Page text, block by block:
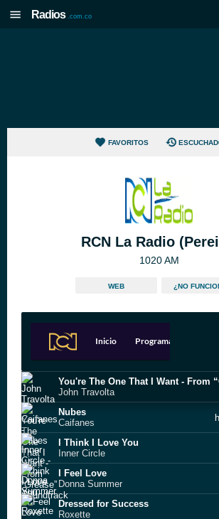
Radios .com.co
FAVORITOS
RCN La Radio
1020 AM
WEB ¿NO
John Travolta
Nubes
Caifanes
I Think I Love You
Inner Circle
I Feel Love
Donna Summer
Dressed for Success
Roxette